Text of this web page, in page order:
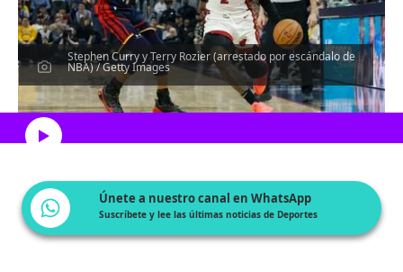
Stephen Curry y Terry Rozier (arrestado por escándalo de
NBA) / Getty Images
Escucha el artículo
Únete a nuestro canal en WhatsApp
Suscríbete y lee las últimas noticias de Deportes